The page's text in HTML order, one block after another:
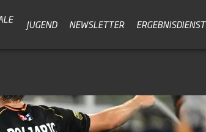
JUGEND NEWSLETTER ERGEBNISDIENST